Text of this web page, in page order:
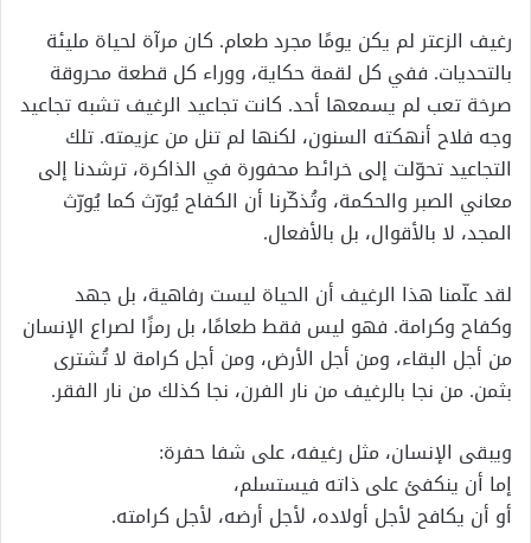
رغيف الزعتر لم يكن يومًا مجرد طعام. كان مرآة لحياة مليئة
بالتحديات. ففي كل لقمة حكاية، ووراء كل قطعة محروقة
صرخة تعب لم يسمعها أحد. كانت تجاعيد الرغيف تشبه تجاعيد
وجه فلاح أنهكته السنون، لكنها لم تنل من عزيمته. تلك
التجاعيد تحوّلت إلى خرائط محفورة في الذاكرة، ترشدنا إلى
معاني الصبر والحكمة، وتُذكّرنا أن الكفاح يُورّث كما يُورّث
المجد، لا بالأقوال، بل بالأفعال.
لقد علّمنا هذا الرغيف أن الحياة ليست رفاهية، بل جهد
وكفاح وكرامة. فهو ليس فقط طعامًا، بل رمزًا لصراع الإنسان
من أجل البقاء، ومن أجل الأرض، ومن أجل كرامة لا تُشترى
بثمن. من نجا بالرغيف من نار الفرن، نجا كذلك من نار الفقر.
ويبقى الإنسان، مثل رغيفه، على شفا حفرة:
إما أن ينكفئ على ذاته فيستسلم،
أو أن يكافح لأجل أولاده، لأجل أرضه، لأجل كرامته.